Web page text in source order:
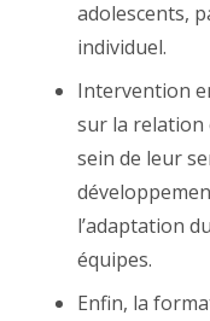
adolescents,
individuel.
Intervention
sur la relation
sein de leur
l’adaptation
équipes.
Enfin, la